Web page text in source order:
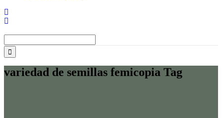
variedad de semillas femicopia Tag